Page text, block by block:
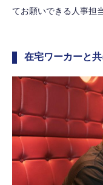
てお願いできる人事担
在宅ワーカーと